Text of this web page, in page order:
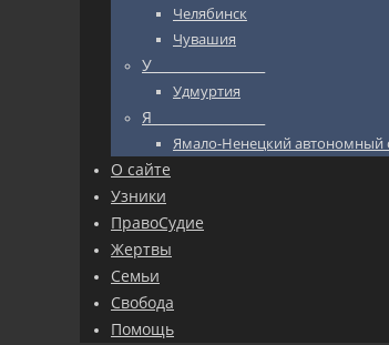
Челябинск
Чувашия
У_________________
Удмуртия
Я_________________
Ямало-Ненецкий автономный
О сайте
Узники
ПравоСудие
Жертвы
Семьи
Свобода
Помощь